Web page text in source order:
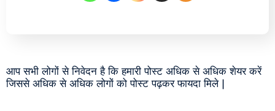
आप सभी लोगों से निवेदन है कि हमारी पोस्ट अधिक से अधिक शेयर करें
जिससे अधिक से अधिक लोगों को पोस्ट पढ़कर फायदा मिले |